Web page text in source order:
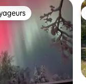
les plus appréciés